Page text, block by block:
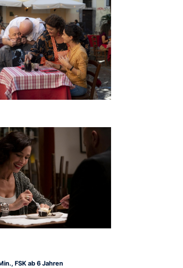
FSK ab 6 Jahren